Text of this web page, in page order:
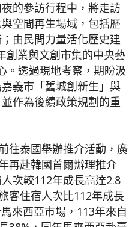
的參訪行程中，將走訪
空間再生場域，包括歷
由民間力量活化歷史建
創業與文創市集的中央藝
。透過現地考察，期盼汲
義市「舊城創新生」與
作為後續政策規劃的重
往泰國舉辦推介活動，廣
再赴韓國首爾辦理推介
次較112年成長高達2.8
客住宿人次比112年成長
來西亞市場，113年來自